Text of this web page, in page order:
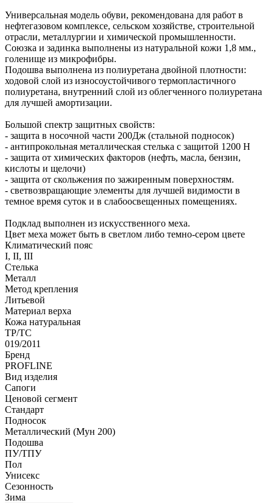
Универсальная модель обуви, рекомендована для работ в
нефтегазовом комплексе, сельском хозяйстве, строительной
отрасли, металлургии и химической промышленности.
Союзка и задинка выполнены из натуральной кожи 1,8 мм.,
голенище из микрофибры.
Подошва выполнена из полиуретана двойной плотности:
ходовой слой из износоустойчивого термопластичного
полиуретана, внутренний слой из облегченного полиуретана
для лучшей амортизации.
Большой спектр защитных свойств:
- защита в носочной части 200Дж (стальной подносок)
- антипрокольная металлическая стелька с защитой 1200 Н
- защита от химических факторов (нефть, масла, бензин,
кислоты и щелочи)
- защита от скольжения по зажиренным поверхностям.
- светвозвращающие элементы для лучшей видимости в
темное время суток и в слабоосвещенных помещениях.
Подклад выполнен из искусственного меха.
Цвет меха может быть в светлом либо темно-сером цвете
Климатический пояс
I, II, III
Стелька
Металл
Метод крепления
Литьевой
Материал верха
Кожа натуральная
ТР/ТС
019/2011
Бренд
PROFLINE
Вид изделия
Сапоги
Ценовой сегмент
Стандарт
Подносок
Металлический (Мун 200)
Подошва
ПУ/ТПУ
Пол
Унисекс
Сезонность
Зима